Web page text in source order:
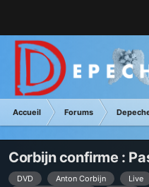
Accueil Forums
Corbijn confirme :
DVD Anton Corbijn Live